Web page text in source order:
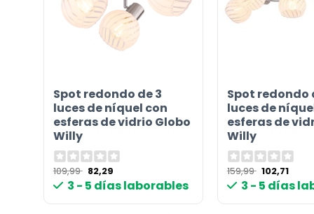
¿TIENES ALGUNA PREGUNTA?
Contáctenos. Puede comunicarse con nosotros por
Spot redondo de 3
luces de níquel con
esferas de vidrio Globo
Willy
109,99 El
precio
original
82,29
precio
actual
3 - 5 días laborables
Spot redondo
luces de
esferas de
Willy
159,99 El
precio
original
102,71
precio
3 - 5 días